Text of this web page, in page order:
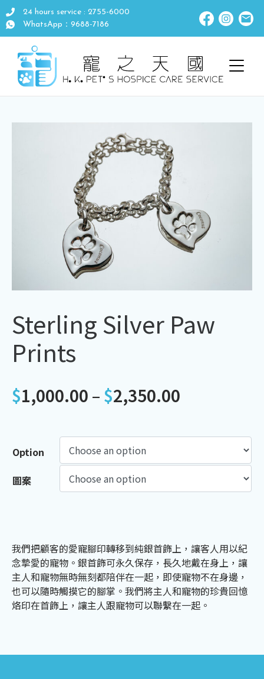
24 hours service : 2755-6000
WhatsApp：9688-7186
Sterling Silver Paw
Prints
$1,000.00 – $2,350.00
我們把顧客的愛寵腳印轉移到純銀首飾上，讓客人用以紀
念摯愛的寵物。銀首飾可永久保存，長久地戴在身上，讓
主人和寵物無時無刻都陪伴在一起，即使寵物不在身邊，
也可以隨時觸摸它的腳掌。我們將主人和寵物的珍貴回憶
烙印在首飾上，讓主人跟寵物可以聯繫在一起。
Option
圖案